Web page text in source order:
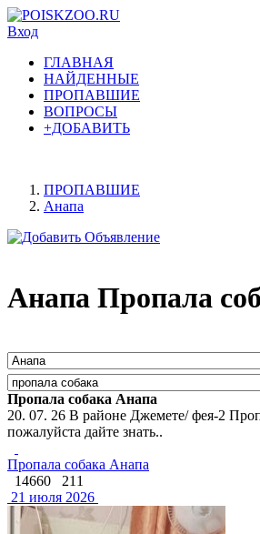
Вход
ГЛАВНАЯ
НАЙДЕННЫЕ
ПРОПАВШИЕ
ВОПРОСЫ
+ДОБАВИТЬ
ПРОПАВШИЕ
Анапа
Анапа Пропала
Пропала собака Анапа
20. 07. 26 В районе Джемете/ фея-2
пожалуйста дайте знать..
Пропала собака Анапа
14660
211
21 июля 2026